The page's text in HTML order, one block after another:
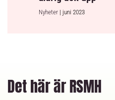
Nyheter | juni 2023
Det här är RSMH